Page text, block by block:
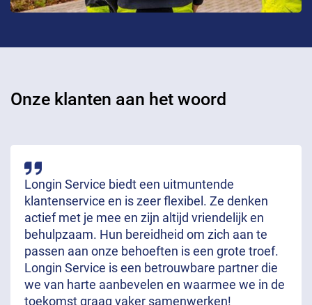
Onze klanten aan het woord
Longin Service biedt een uitmuntende
klantenservice en is zeer flexibel. Ze denken
actief met je mee en zijn altijd vriendelijk en
behulpzaam. Hun bereidheid om zich aan te
passen aan onze behoeften is een grote troef.
Longin Service is een betrouwbare partner die
we van harte aanbevelen en waarmee we in de
toekomst graag vaker samenwerken!